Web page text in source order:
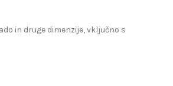
in druge dimenzije, vključno s